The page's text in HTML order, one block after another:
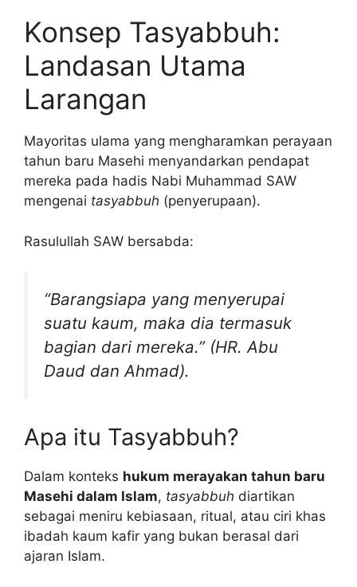
Konsep Tasyabbuh:
Landasan Utama
Larangan
Mayoritas ulama yang mengharamkan perayaan
tahun baru Masehi menyandarkan pendapat
mereka pada hadis Nabi Muhammad SAW
mengenai tasyabbuh (penyerupaan).
Rasulullah SAW bersabda:
“Barangsiapa yang menyerupai
suatu kaum, maka dia termasuk
bagian dari mereka.”(HR. Abu
Daud dan Ahmad).
Apa itu Tasyabbuh?
Dalam konteks hukum merayakan tahun baru
Masehi dalam Islam, tasyabbuh diartikan
sebagai meniru kebiasaan, ritual, atau ciri khas
ibadah kaum kafir yang bukan berasal dari
ajaran Islam.